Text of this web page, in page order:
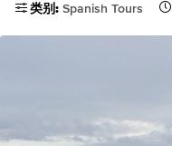
类别: Spanish Tours